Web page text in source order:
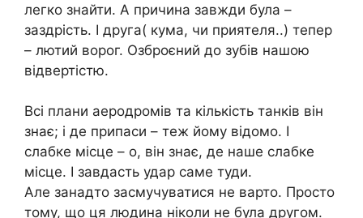
легко знайти. А причина завжди була –
заздрість. І друга( кума, чи приятеля..) тепер
– лютий ворог. Озброєний до зубів нашою
відвертістю.
Всі плани аеродромів та кількість танків він
знає; і де припаси – теж йому відомо. І
слабке місце – о, він знає, де наше слабке
місце. І завдасть удар саме туди.
Але занадто засмучуватися не варто. Просто
тому, що ця людина ніколи не була другом.